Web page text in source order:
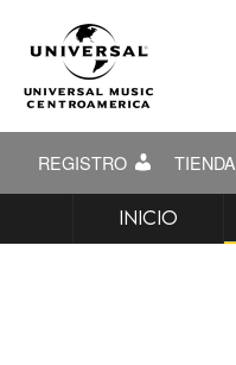
REGISTRO TIENDA
INICIO